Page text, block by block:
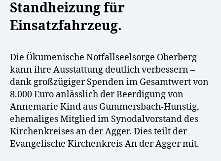
Standheizung für
Einsatzfahrzeug.
Die Ökumenische Notfallseelsorge Oberberg
kann ihre Ausstattung deutlich verbessern –
dank großzügiger Spenden im Gesamtwert von
8.000 Euro anlässlich der Beerdigung von
Annemarie Kind aus Gummersbach-Hunstig,
ehemaliges Mitglied im Synodalvorstand des
Kirchenkreises an der Agger. Dies teilt der
Evangelische Kirchenkreis An der Agger mit.